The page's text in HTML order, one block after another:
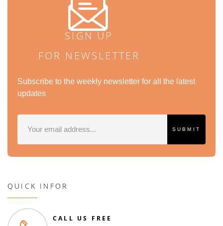
SIGN UP
FOR NEWSLETTER
Subscribe to the weekly newsletter for all the latest
updates
QUICK INFOR
CALL US FREE